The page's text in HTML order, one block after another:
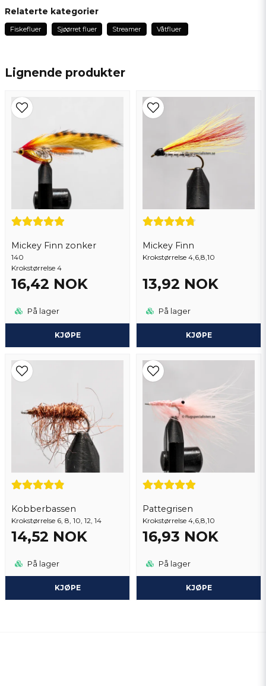
Lignende produkter
Mickey Finn zonker
140
Krokstørrelse 4
16,42 NOK
På lager
KJØPE
Mickey Finn
Krokstørrelse 4,6,8,10
13,92 NOK
På lager
KJØPE
Kobberbassen
Krokstørrelse 6, 8, 10, 12, 14
14,52 NOK
På lager
KJØPE
Pattegrisen
Krokstørrelse 4,6,8,10
16,93 NOK
På lager
KJØPE
Spør oss om noe om dette produktet...
Navn
email
Epostadresse
Ja, du kan publisere spørsmålet mitt
Send spørsmål
Relaterte kategorier
Fiskefluer Sjøørret fluer Streamer Våtfluer